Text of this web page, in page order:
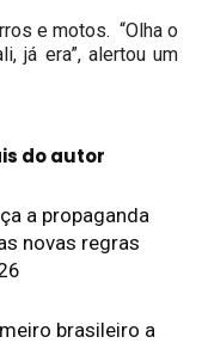
e motos. “Olha o
já era”, alertou um
do autor
a propaganda
novas regras
brasileiro a